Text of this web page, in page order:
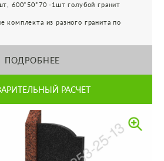
600*50*70 -1шт голубой гранит
комплекта из разного гранита по
ПОДРОБНЕЕ
РАСЧЕТ